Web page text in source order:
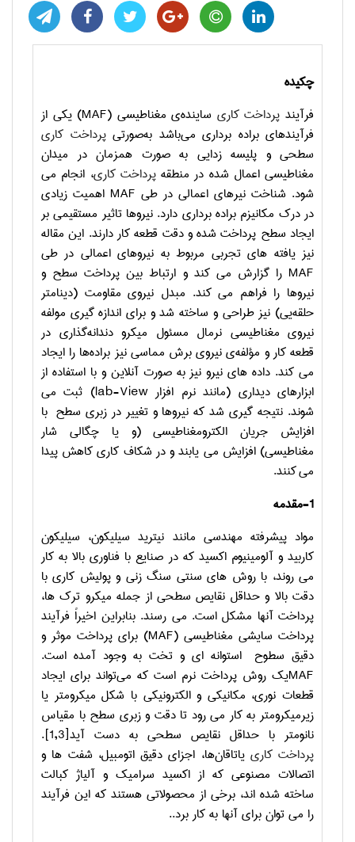
چکیده
فرآیند پرداخت کاری ساینده‌ی مغناطیسی (MAF) یکی از
فرآیندهای براده برداری می‌باشد به‌صورتیپرداخت کاری
سطحی و پلیسه زدایی به صورت همزمان در میدان
مغناطیسی اعمال شده در منطقهپرداخت کاری، انجام می
شود. شناخت نیرهای اعمالی در طی MAF اهمیت زیادی
در درک مکانیزم براده برداری دارد. نیروها تاثیر مستقیمی بر
ایجاد سطح پرداخت شده و دقت قطعه کار دارند. این مقاله
نیز یافته های تجربی مربوط به نیروهای اعمالی در طی
MAF را گزارش می کند و ارتباط بین پرداخت سطح و
نیروها را فراهم می کند. مبدل نیروی مقاومت (دینامتر
حلقه‌یی) نیز طراحی و ساخته شد و برای اندازه گیری مولفه
نیروی مغناطیسی نرمال مسئول میکرو دندانه‌گذاری در
قطعه کار و مؤلفه‌ی نیروی برش مماسی نیز براده‌ها را ایجاد
می کند. داده های نیرو نیز به صورت آنلاین و با استفاده از
ابزارهای دیداری (مانند نرم افزارlab-View) ثبت می
شوند. نتیجه گیری شد که نیروها و تغییر در زبری سطح با
افزایش جریان الکترومغناطیسی (و یا چگالی شار
مغناطیسی) افزایش می یابند و در شکاف کاری کاهش پیدا
می کنند.
1-مقدمه
مواد پیشرفته مهندسی مانند نیترید سیلیکون، سیلیکون
کاربید و آلومینیوم اکسید که در صنایع با فناوری بالا به کار
می روند، با روش های سنتی سنگ زنی و پولیش کاری با
دقت بالا و حداقل نقایص سطحی از جمله میکرو ترک ها،
پرداخت آنها مشکل است. می رسند. بنابراین اخیراً فرآیند
پرداخت سایشی مغناطیسی (MAF) برای پرداخت موثر و
دقیق سطوح استوانه ای و تخت به وجود آمده است.
MAFیک روش پرداخت نرم است که می‌تواند برای ایجاد
قطعات نوری، مکانیکی و الکترونیکی با شکل میکرومتر یا
زیرمیکرومتر به کار می رود تا دقت و زبری سطح با مقیاس
نانومتر با حداقل نقایص سطحی به دست آید[1,3]
.
پرداخت کاری یاتاقان‌ها، اجزای دقیق اتومبیل، شفت ها و
اتصالات مصنوعی که از اکسید سرامیک و آلیاژ کبالت
ساخته شده اند، برخی از محصولاتی هستند که این فرآیند
را می توان برای آنها به کار برد..